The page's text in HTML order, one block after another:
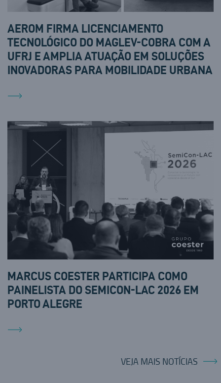
AEROM FIRMA LICENCIAMENTO
TECNOLÓGICO DO MAGLEV-COBRA COM A
UFRJ E AMPLIA ATUAÇÃO EM SOLUÇÕES
INOVADORAS PARA MOBILIDADE URBANA
MARCUS COESTER PARTICIPA COMO
PAINELISTA DO SEMICON-LAC 2026 EM
PORTO ALEGRE
VEJA MAIS NOTÍCIAS